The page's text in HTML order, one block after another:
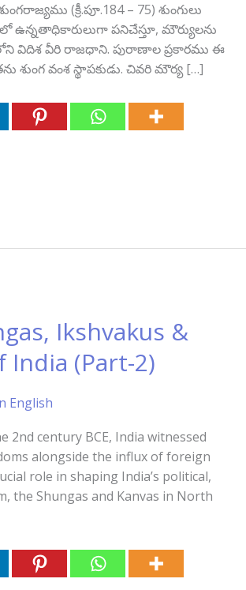
(క్రీ.పూ.184 – 75) శుంగులు
ఉన్నతాధికారులుగా పనిచేస్తూ, మౌర్యులను
విదిశ వీరి రాజధాని. పురాణాల ప్రకారము ఈ
శుంగ వంశ స్థాపకుడు. చివరి మౌర్య […]
Ikshvakus &
India (Part-2)
English
century BCE, India witnessed
alongside the influx of foreign
role in shaping India’s political,
the Shungas and Kanvas in North